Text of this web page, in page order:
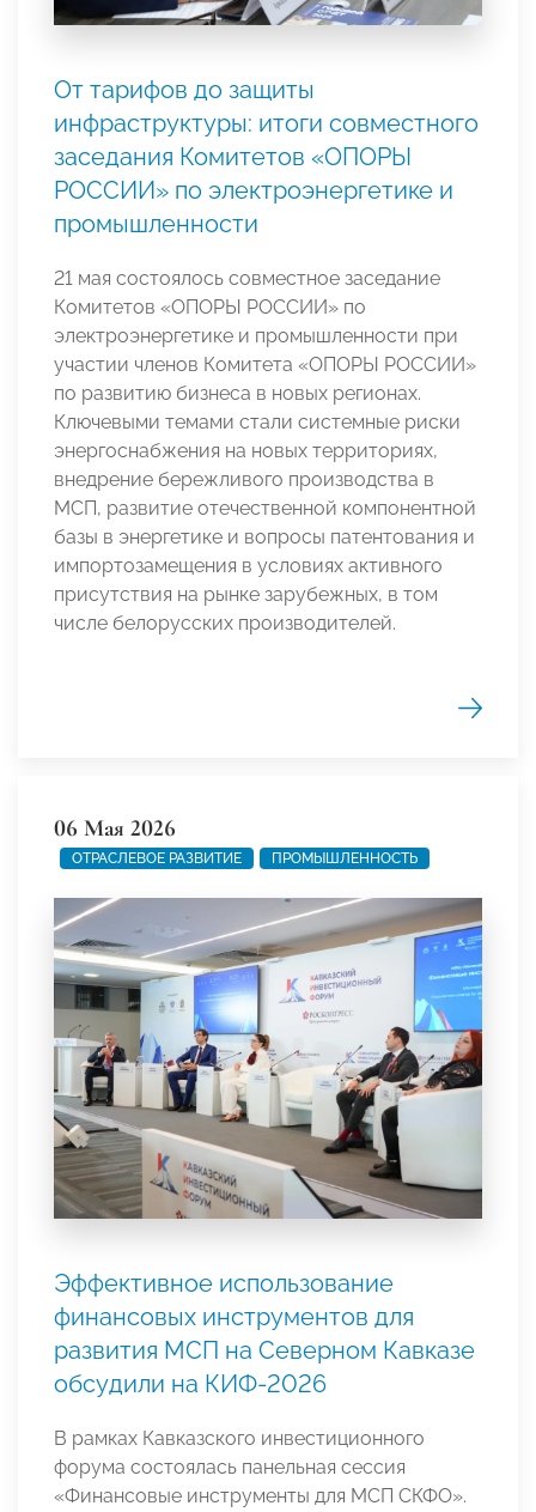
От тарифов до защиты
инфраструктуры: итоги совместного
заседания Комитетов «ОПОРЫ
РОССИИ» по электроэнергетике и
промышленности
21 мая состоялось совместное заседание
Комитетов «ОПОРЫ РОССИИ» по
электроэнергетике и промышленности при
участии членов Комитета «ОПОРЫ РОССИИ»
по развитию бизнеса в новых регионах.
Ключевыми темами стали системные риски
энергоснабжения на новых территориях,
внедрение бережливого производства в
МСП, развитие отечественной компонентной
базы в энергетике и вопросы патентования и
импортозамещения в условиях активного
присутствия на рынке зарубежных, в том
числе белорусских производителей.
06 Мая 2026
ОТРАСЛЕВОЕ РАЗВИТИЕ ПРОМЫШЛЕННОСТЬ
Эффективное использование
финансовых инструментов для
развития МСП на Северном Кавказе
обсудили на КИФ-2026
В рамках Кавказского инвестиционного
форума состоялась панельная сессия
«Финансовые инструменты для МСП СКФО».